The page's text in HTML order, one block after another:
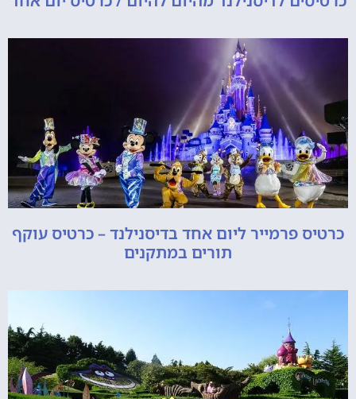
כרטיס פרמייר ליום אחד בדיסנילנד – כרטיס עוקף
תורים במתקנים